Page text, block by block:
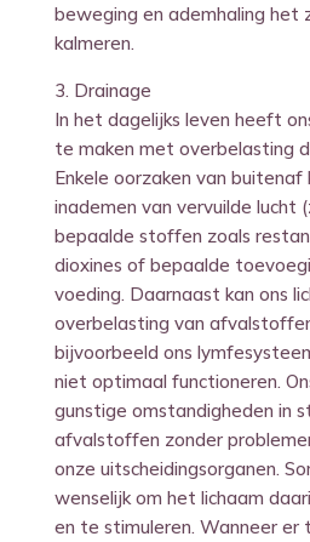
beweging en ademhaling het
kalmeren.
3. Drainage
In het dagelijks leven heeft
te maken met overbelasting
Enkele oorzaken van buitenaf
inademen van vervuilde lucht
bepaalde stoffen zoals
dioxines of bepaalde
voeding. Daarnaast kan ons
overbelasting van
bijvoorbeeld ons
niet optimaal functioneren.
gunstige omstandigheden in
afvalstoffen zonder
onze uitscheidingsorganen.
wenselijk om het lichaam
en te stimuleren. Wanneer